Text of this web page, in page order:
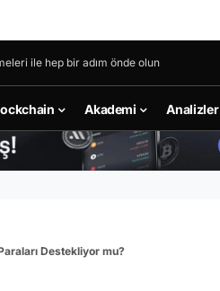
ile hep bir adım önde olun
Akademi Analizler
Destekliyor mu?